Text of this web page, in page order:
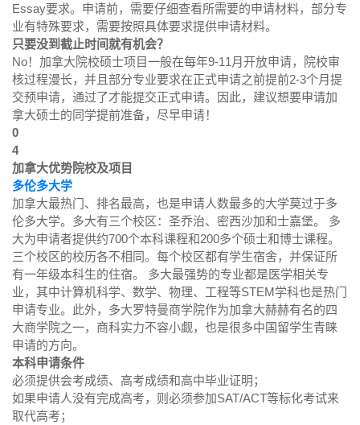
Essay要求。申请前，需要仔细查看所需要的申请材料，部分专
业有特殊要求，需要按照具体要求提供申请材料。
只要没到截止时间就有机会？
No！加拿大院校硕士项目一般在每年9-11月开放申请，院校审
核过程漫长，并且部分专业要求在正式申请之前提前2-3个月提
交预申请，通过了才能提交正式申请。因此，建议想要申请加
拿大硕士的同学提前准备，尽早申请！
0
4
加拿大优势院校及项目
多伦多大学
加拿大最热门、排名最高，也是申请人数最多的大学莫过于多
伦多大学。多大有三个校区：圣乔治、密西沙加和士嘉堡。 多
大为申请者提供约700个本科课程和200多个硕士和博士课程。
三个校区的校历各不相同。每个校区都有学生宿舍，并保证所
有一年级本科生的住宿。 多大最强势的专业都是医学相关专
业，其中计算机科学、数学、物理、工程等STEM学科也是热门
申请专业。此外，多大罗特曼商学院作为加拿大赫赫有名的四
大商学院之一，商科实力不容小觑，也是很多中国留学生青睐
申请的方向。
本科申请条件
必须提供会考成绩、高考成绩和高中毕业证明；
如果申请人没有完成高考，则必须参加SAT/ACT等标化考试来
取代高考；